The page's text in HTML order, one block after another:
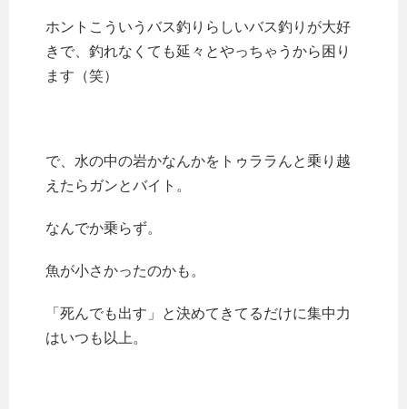
ホントこういうバス釣りらしいバス釣りが大好
きで、釣れなくても延々とやっちゃうから困り
ます（笑）
で、水の中の岩かなんかをトゥララんと乗り越
えたらガンとバイト。
なんでか乗らず。
魚が小さかったのかも。
「死んでも出す」と決めてきてるだけに集中力
はいつも以上。